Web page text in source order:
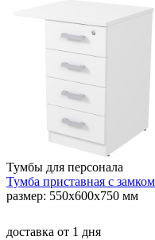
Тумбы для персонала
Тумба приставная с
размер: 550х600х750 мм
доставка от 1 дня